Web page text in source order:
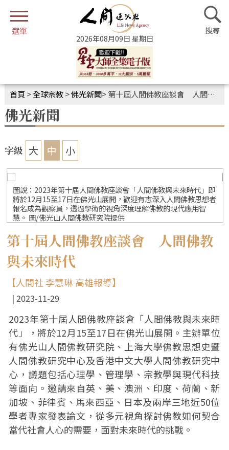
2026年08月09日 星期日
首頁 >全球宗教>佛光新聞>第十屆人間佛教座談會 人間佛教與未來時代
佛光新聞
字級 大 中 小
圖說：2023年第十屆人間佛教座談會「人間佛教與未來時代」即
將於12月15至17日在佛光山展開，歡迎有志深入人間佛教思想者
報名成為觀察員，透過學術的視角深度理解佛教的現代應用智
慧。 圖/佛光山人間佛教研究院提供
第十屆人間佛教座談會 人間佛教
與未來時代
【人間社 李慧琳 高雄報導】
2023-11-29
2023年第十屆人間佛教座談會「人間佛教與未來時
代」，將於12月15至17日在佛光山展開。主辦單位
有佛光山人間佛教研究院、上海大學佛教思想史暨
人間佛教研究中心及香港中文大學人間佛教研究中
心，議題包括心理學、管理學、宗教學與現代科技
等面向。邀請來自英、美、澳洲、印度、荷蘭、新
加坡、菲律賓、馬來西亞、日本及兩岸三地近50位
學者專家發表論文，從多元視角探討佛教如何契合
當代社會人心的需要，面對未來時代的挑戰。